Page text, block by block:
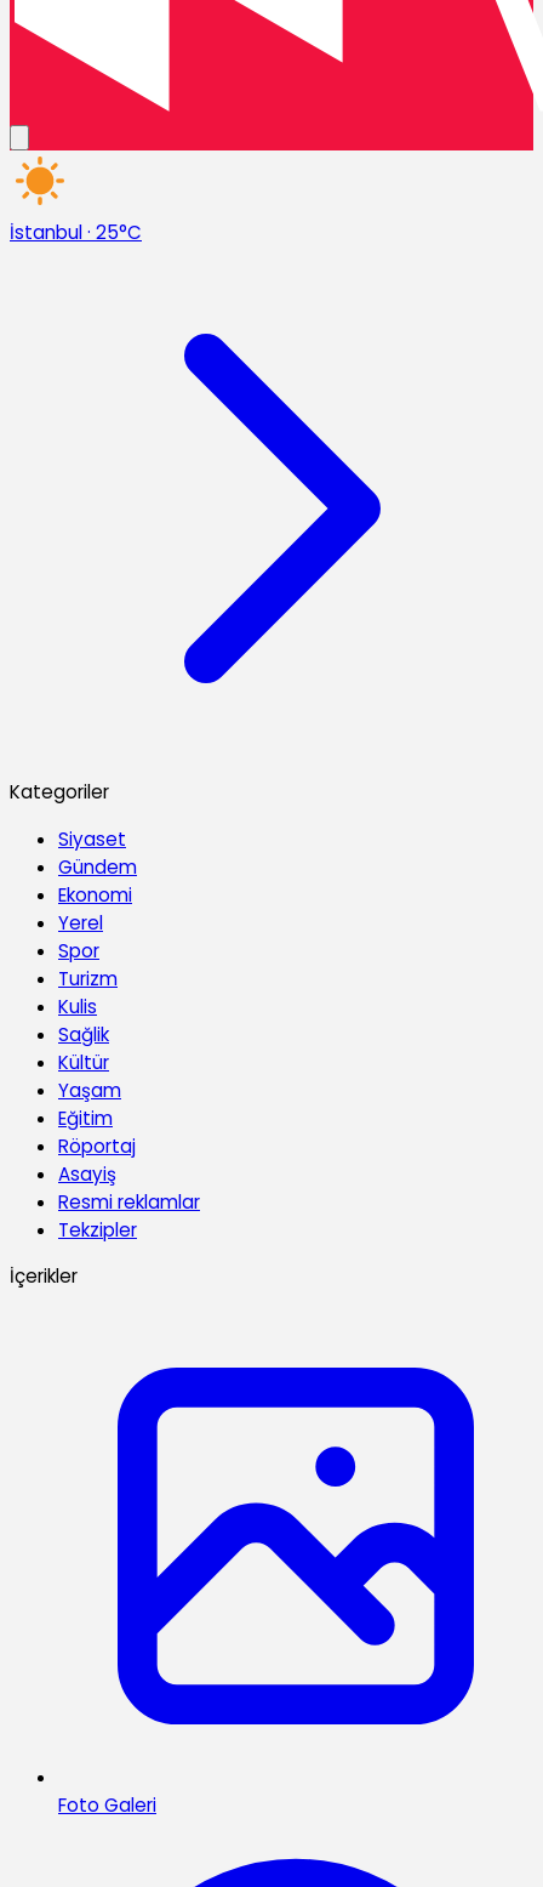
İstanbul· 25°C
Kategoriler
Siyaset
Gündem
Ekonomi
Yerel
Spor
Turizm
Kulis
Sağlik
Kültür
Yaşam
Eğitim
Röportaj
Asayiş
Resmi reklamlar
Tekzipler
İçerikler
Foto Galeri